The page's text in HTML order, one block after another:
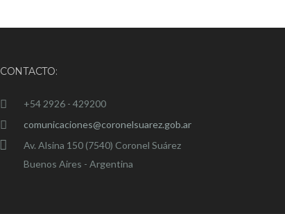
CONTACTO:
+54 2926 - 429200
comunicaciones@coronelsuarez.gob.ar
Av. Alsina 150 (7540) Coronel Suárez
Buenos Aires - Argentina